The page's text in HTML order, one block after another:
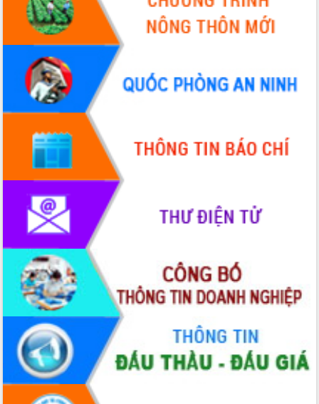
Họp báo thông tin về Hội nghị Công bố
Quy hoạch và Xúc tiến đầu tư tỉnh Đắk
Khơi thông điểm nghẽn, đẩy nhanh
giải ngân vốn khắc phục thiên tai
HĐND tỉnh thông qua điều chỉnh Quy
hoạch tỉnh thời kỳ 2021-2030
Hội thảo góp ý hồ sơ điều chỉnh quy
hoạch tỉnh Đắk Lắk thời kỳ 2021-2030,
tầm nhìn đến năm 2050
Nâng cao hiệu quả hoạt động của các
doanh nghiệp nhà nước
Hội nghị triển khai kết nối mạng
truyền số liệu chuyên dùng phục vụ cơ
quan Đảng, Nhà nước
Lễ phát động chuỗi hoạt động chung
tay làm sạch môi trường
Xã Ea Kar bước chuyển mình trong
công tác cải cách hành chính mô hình
mới
UBND tỉnh họp báo định kỳ tháng 4
năm 2026
Hội thảo khoa học “Giải pháp thúc đẩy
phát triển nền kinh tế xanh tại tỉnh
Đắk Lắk”
Tăng cường giám sát, đôn đốc thực